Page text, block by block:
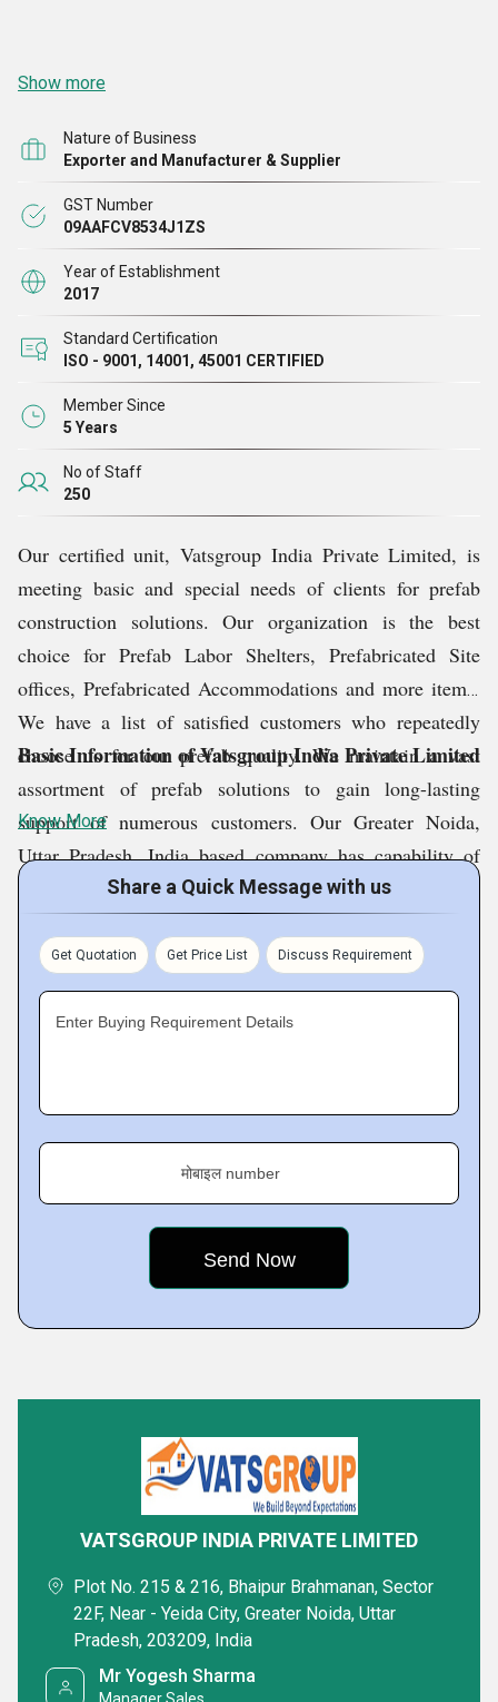
Show more
Nature of Business
Exporter and Manufacturer & Supplier
GST Number
09AAFCV8534J1ZS
Year of Establishment
2017
Standard Certification
ISO - 9001, 14001, 45001 CERTIFIED
Member Since
5 Years
No of Staff
250
Our certified unit, Vatsgroup India Private Limited, is
meeting basic and special needs of clients for prefab
construction solutions. Our organization is the best
choice for Prefab Labor Shelters, Prefabricated Site
offices, Prefabricated Accommodations and more items.
We have a list of satisfied customers who repeatedly
choose us for our prefab quality. We maintain a vast
assortment of prefab solutions to gain long-lasting
support of numerous customers. Our Greater Noida,
Uttar Pradesh, India based company has capability of
designing prefab solutions keeping specific needs into
consideration. We offer remarkable products that are
engineered as per norms of the industry.
Basic Information of Vatsgroup India Private Limited
Know More
Share a Quick Message with us
Get Quotation Get Price List Discuss Requirement
Enter Buying Requirement Details
मोबाइल number
Puf Roofing Insulated Panel
₹ 1050 आईएनआर /Square Meter
VATSGROUP INDIA PRIVATE LIMITED
Plot No. 215 & 216, Bhaipur Brahmanan, Sector
22F, Near - Yeida City, Greater Noida, Uttar
Pradesh, 203209, India
Mr Yogesh Sharma